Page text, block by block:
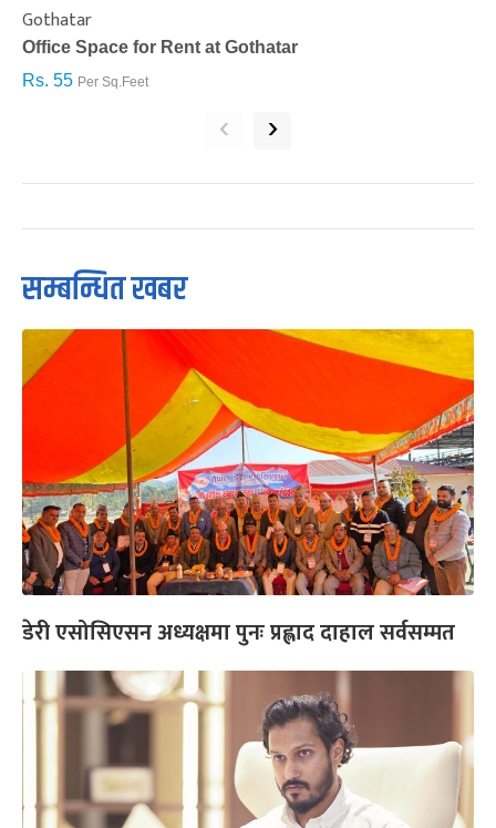
Gothatar
Office Space for Rent at Gothatar
Rs. 55 Per Sq.Feet
‹ ›
सम्बन्धित खबर
डेरी एसोसिएसन अध्यक्षमा पुनः प्रह्लाद दाहाल सर्वसम्मत